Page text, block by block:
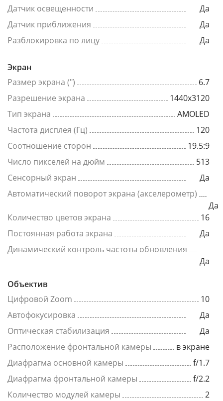
Датчик освещенности
Да
Датчик приближения
Да
Разблокировка по лицу
Да
Экран
Размер экрана (")
6.7
Разрешение экрана
1440x3120
Тип экрана
AMOLED
Частота дисплея (Гц)
120
Соотношение сторон
19.5:9
Число пикселей на дюйм
513
Сенсорный экран
Да
Автоматический поворот экрана (акселерометр)
Да
Количество цветов экрана
16
Постоянная работа экрана
Да
Динамический контроль частоты обновления
Да
Объектив
Цифровой Zoom
10
Автофокусировка
Да
Оптическая стабилизация
Да
Расположение фронтальной камеры
в экране
Диафрагма основной камеры
f/1.7
Диафрагма фронтальной камеры
f/2.2
Количество модулей камеры
2